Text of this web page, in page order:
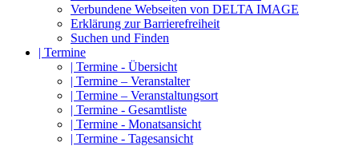
Verbundene Webseiten von DELTA IMAGE
Erklärung zur Barrierefreiheit
Suchen und Finden
| Termine
| Termine - Übersicht
| Termine – Veranstalter
| Termine – Veranstaltungsort
| Termine - Gesamtliste
| Termine - Monatsansicht
| Termine - Tagesansicht